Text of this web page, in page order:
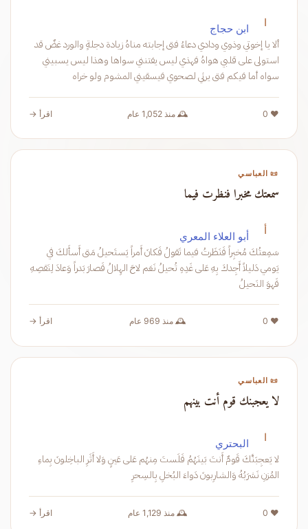
ا ابن حجاج
ألا يا إخوتي وذوي ودادي دعاءُ فتى إجابته مناهُ زيادة دجلةٍ والورد غضٌ قد
استولى على قلبي هواهُ فهذي ليس يفتنني سواها وهذا ليس يسبيني
سواه أما فيكم فتى يرثي لصحوي فيسقيني المشوم ولو خراه
❤️ 0 🕰️ منذ 1,052 عام اقرأ →
📜 العباسي
سمعتك مخبرا فنظرت فيما
أ أبو العلاء المعري
سَمِعتُكَ مُخبِراً فَنَظَرتُ فيما تَقولُ فَكانَ أَمراً يَستَحيلُ مَتى أَسأَلكَ في
يَومي دَليلاً أَجِدكَ بِهِ عَلى غَدِهِ تُحيلُ نَعَم لاحَ الهِلالُ فَصارَ بَدراً وَعادَ لِنَقصِهِ
فَهوَ النَحيلُ
❤️ 0 🕰️ منذ 969 عام اقرأ →
📜 العباسي
لا يعجبنك قوم أنت بينهم
ا البحتري
لا يَعجِبَنَّكَ قَومٌ أَنتَ بَينَهُمُ فَلَستَ مِنهُم عَلى عَينٍ وَلا أَثَرِ الباخِلونَ بِماءِ
المُزنِ نَشرَبُهُ وَالشارِبونَ دَواءَ البُخلِ بِالسِحرِ
❤️ 0 🕰️ منذ 1,129 عام اقرأ →